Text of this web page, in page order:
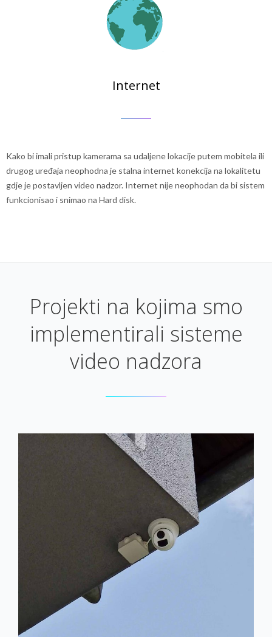
Internet
Kako bi imali pristup kamerama sa udaljene lokacije putem mobitela ili
drugog uređaja neophodna je stalna internet konekcija na lokalitetu
gdje je postavljen video nadzor. Internet nije neophodan da bi sistem
funkcionisao i snimao na Hard disk.
Projekti na kojima smo
implementirali sisteme
video nadzora